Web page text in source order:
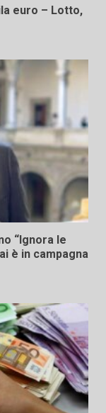
euro – Lotto,
“Ignora le
è in campagna